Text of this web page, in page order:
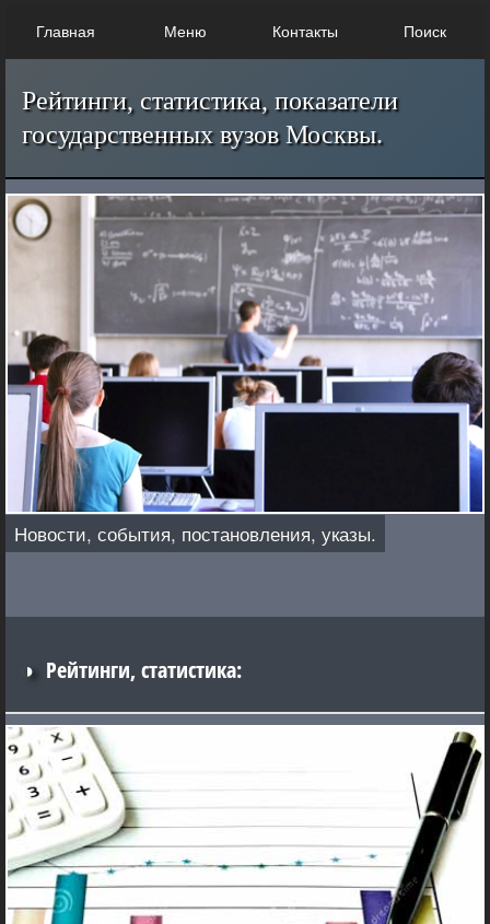
Главная Меню Контакты Поиск
Рейтинги, статистика, показатели
государственных вузов Москвы.
Новости, события, постановления, указы.
◑ Рейтинги, статистика: